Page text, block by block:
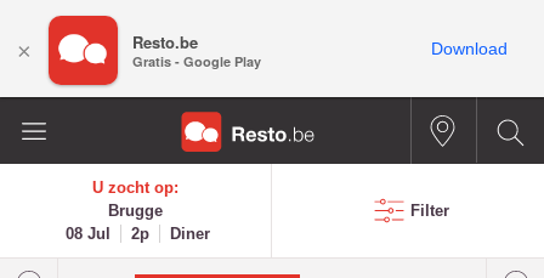
U zocht op:
Brugge
08 Jul
2p Diner
Filter
× Resto.be
Gratis - Google Play
Download